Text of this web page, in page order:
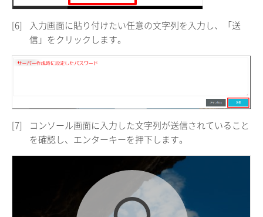
[6]
入力画面に貼り付けたい任意の文字列を入力し、「送
信」をクリックします。
[7]
コンソール画面に入力した文字列が送信されていること
を確認し、エンターキーを押下します。